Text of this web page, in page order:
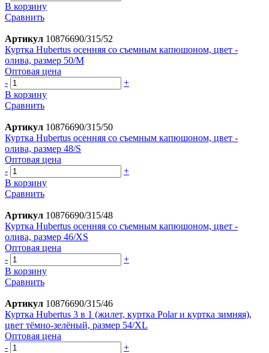
В корзину
Сравнить
Артикул 10876690/315/52
Куртка Hubertus осенняя со съемным капюшоном, цвет -
олива, размер 50/M
Оптовая цена
-
+
В корзину
Сравнить
Артикул 10876690/315/50
Куртка Hubertus осенняя со съемным капюшоном, цвет -
олива, размер 48/S
Оптовая цена
-
+
В корзину
Сравнить
Артикул 10876690/315/48
Куртка Hubertus осенняя со съемным капюшоном, цвет -
олива, размер 46/XS
Оптовая цена
-
+
В корзину
Сравнить
Артикул 10876690/315/46
Куртка Hubertus 3 в 1 (жилет, куртка Polar и куртка зимняя),
цвет тёмно-зелёный, размер 54/XL
Оптовая цена
-
+